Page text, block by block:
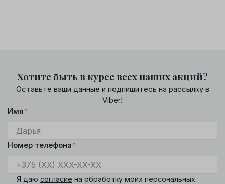
Хотите быть в курсе всех наших акций?
Оставьте ваши данные и подпишитесь на рассылку в
Viber!
Имя*
Номер телефона*
Я даю согласие на обработку моих персональных